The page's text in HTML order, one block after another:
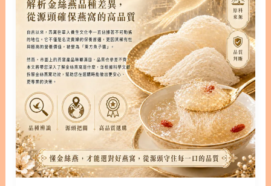
煮開始 2.1. 乾燕窩真材實料看得見，杜絕添加物疑慮
2.2. 乾燕窩完整保留水溶性蛋白，營養不打折 2.3. 乾
燕窩甜度份量自由掌控，吃得安心無負擔 2.4. 乾燕窩
性價比更高，長期食用更划算 2.5. 乾燕窩燉煮儀式感
本身就是養生 2.6. 乾燕窩結語：選擇透明、選擇主動
3. 即食燕窩比較：現燉、濃縮與燕窩飲差在哪？ 3.1.
即食燕窩挑選指標：固形物含量與燕窩等級 3.2. 即食
燕窩成分陷阱：如何辨識人工添加物 4. 即食燕窩/乾
燕窩吃法指南：掌握黃金時間與攝取量 4.1. 最佳食用
時機：空腹吸收最好 4.2. 每日建議攝取量 4.3. 創意搭
配與加熱禁忌 5. 即食燕窩/乾燕窩保存與新鮮度維持
麼？
絲
燕
品
種
差